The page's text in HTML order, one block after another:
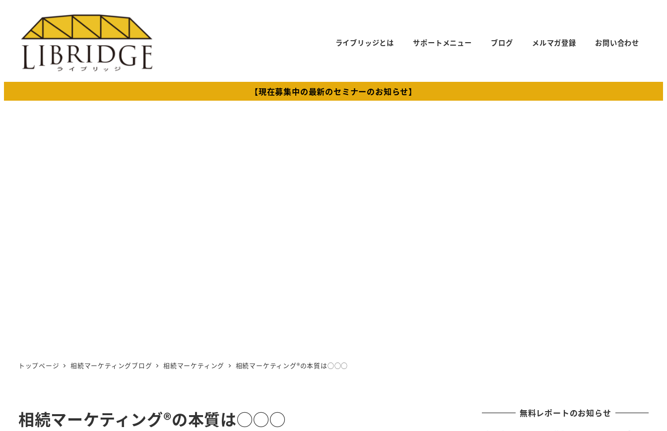
テ
ライブリッジとは サポートメニュー ブログ メルマガ登録 お問い合わせ
【現在募集中の最新のセミナーのお知らせ】
トップページ 相続マーケティングブログ 相続マーケティング 相続マーケティング®︎の本質は◯◯◯
相続マーケティング®︎の本質は◯◯◯ 無料レポートのお知らせ